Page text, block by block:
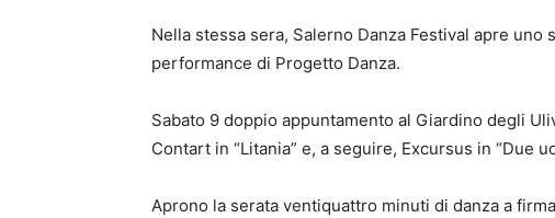
Nella stessa sera, Salerno Danza Festival apre
performance di Progetto Danza.
Sabato 9 doppio appuntamento al Giardino degli
Contart in “Litania” e, a seguire, Excursus in “Due
Aprono la serata ventiquattro minuti di danza a